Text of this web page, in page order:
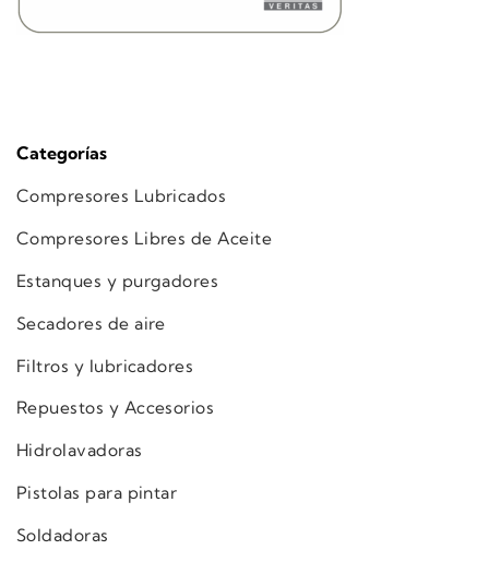
Categorías
Compresores Lubricados
Compresores Libres de Aceite
Estanques y purgadores
Secadores de aire
Filtros y lubricadores
Repuestos y Accesorios
Hidrolavadoras
Pistolas para pintar
Soldadoras